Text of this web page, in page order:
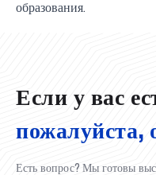
образования.
UBS professori "Yangi
Вышел новый номер
Анализ деятельности
Преподаватели UBS
Вперёд к победе,
НАЗНАЧЕНИЕ
UBS в средствах
UBS и выпускники
Хотите вывести
Inson kapitaliga
Если у вас
пожалуйста,
Есть вопрос? Мы готовы